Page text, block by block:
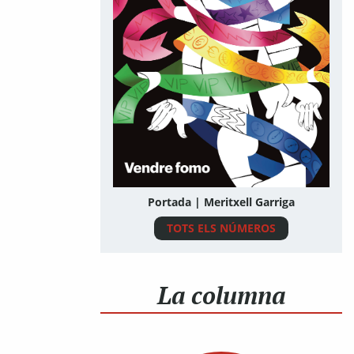
Portada | Meritxell Garriga
TOTS ELS NÚMEROS
La columna